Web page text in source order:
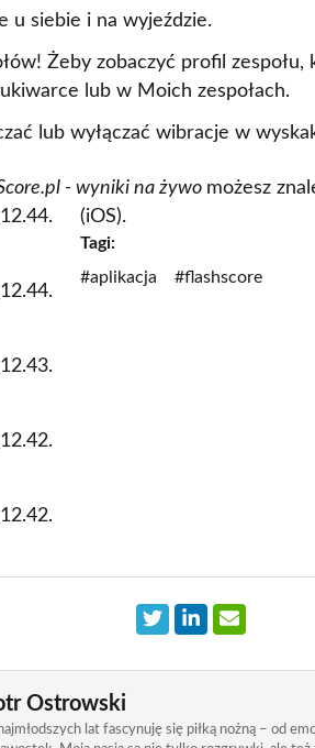
u siebie i na wyjeździe.
Żeby zobaczyć profil
lub w Moich zespołach.
lub wyłączać wibracje w
- wyniki na żywo możesz
(iOS).
Tagi:
#aplikacja
#flashscore
Ostrowski
lat fascynuję się piłką nożną – od